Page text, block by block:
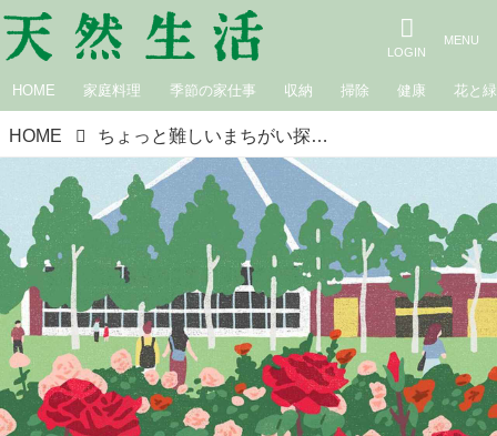
HOME 家庭料理 季節の家仕事 収納 掃除 健康 花と緑
HOME ちょっと難しいまちがい探し｜バラ